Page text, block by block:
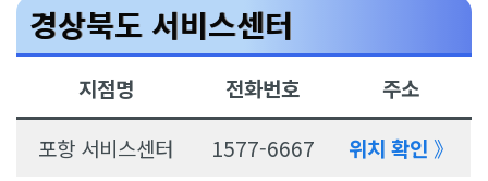
경상북도 서비스센터
지점명 전화번호 주소
포항 서비스센터 1577-6667 위치 확인 》